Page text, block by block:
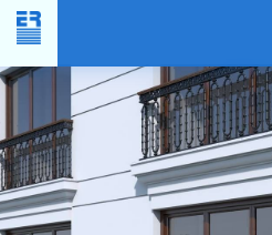
Yer
Planı